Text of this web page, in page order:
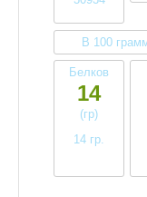
В 100
Белков
14
(гр)
14 гр.